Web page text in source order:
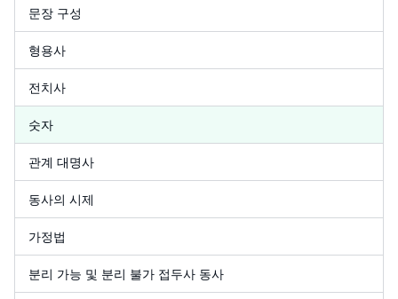
문장 구성
형용사
전치사
숫자
관계 대명사
동사의 시제
가정법
분리 가능 및 분리 불가 접두사 동사